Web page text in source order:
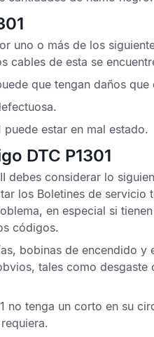
uno o más de los
cables de esta se
que tengan daños
estar en mal estado.
DTC P1301
debes considerar lo
los Boletines de servicio
, en especial si
códigos.
bobinas de encendido y
tales como desgaste
no tenga un corto en su